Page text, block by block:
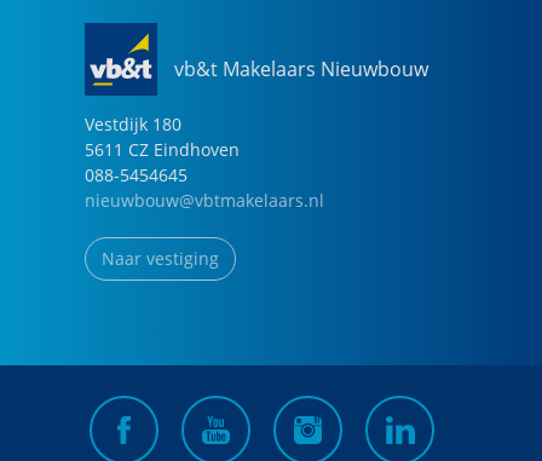
vb&t Makelaars Nieuwbouw
Vestdijk 180
5611 CZ Eindhoven
088-5454645
nieuwbouw@vbtmakelaars.nl
Naar vestiging